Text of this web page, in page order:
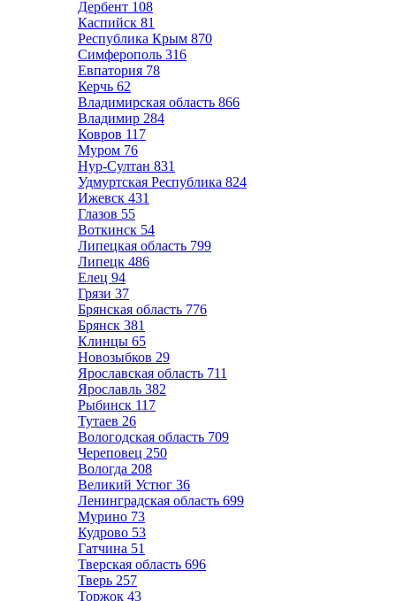
Дербент 108
Каспийск 81
Республика Крым 870
Симферополь 316
Евпатория 78
Керчь 62
Владимирская область 866
Владимир 284
Ковров 117
Муром 76
Нур-Султан 831
Удмуртская Республика 824
Ижевск 431
Глазов 55
Воткинск 54
Липецкая область 799
Липецк 486
Елец 94
Грязи 37
Брянская область 776
Брянск 381
Клинцы 65
Новозыбков 29
Ярославская область 711
Ярославль 382
Рыбинск 117
Тутаев 26
Вологодская область 709
Череповец 250
Вологда 208
Великий Устюг 36
Ленинградская область 699
Мурино 73
Кудрово 53
Гатчина 51
Тверская область 696
Тверь 257
Торжок 43